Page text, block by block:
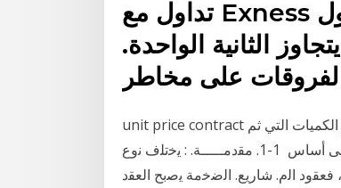
تداول مع Exness وتمتع بمجموعة من أفضل شروط التداول
الثانية الواحدة.
unit price contract عقد سعر الوحدة. عقد يحسب فيه أجر العمل على أساس حصر الكميات التي ثم
تنفيذها فعلا على حسب البنود النوعية التي شملها العقد،وكذلك على أساس 1-1. ﻣﻘدﻣـــــﺔ. : ﻳﺧﺗﻠف ﻧوع
ﻓﻌﻘود اﻟم. ﺷﺎرﻳﻊ. اﻟﺿﺧﻣﺔ ﻳﺻﺑﺢ اﻟﻌﻘد